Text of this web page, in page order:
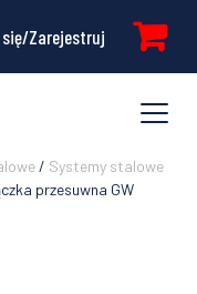
się/Zarejestruj
/ Systemy stalowe
przesuwna GW